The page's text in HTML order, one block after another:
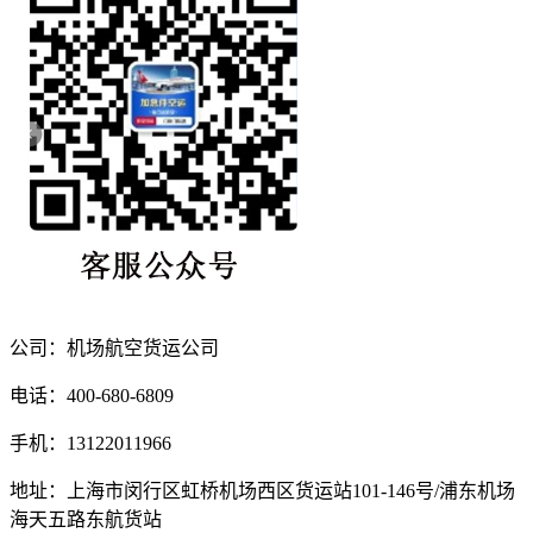
公司：机场航空货运公司
电话：400-680-6809
手机：13122011966
地址：上海市闵行区虹桥机场西区货运站101-146号/浦东机场
海天五路东航货站